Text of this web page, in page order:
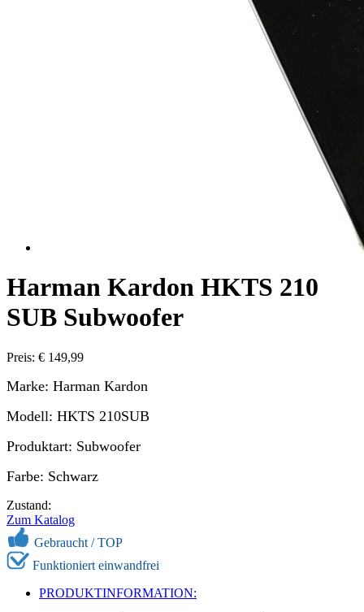
Harman Kardon HKTS 210
SUB Subwoofer
Preis: € 149,99
Marke: Harman Kardon
Modell: HKTS 210SUB
Produktart: Subwoofer
Farbe: Schwarz
Zustand:
Zum Katalog
Gebraucht / TOP
Funktioniert einwandfrei
PRODUKTINFORMATION: